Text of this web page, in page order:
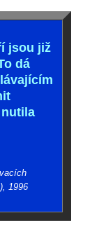
jsou již
dá
1996